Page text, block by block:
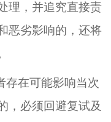
理，并追究直接责
恶劣影响的，还将
存在可能影响当次
， 必须回避复试及